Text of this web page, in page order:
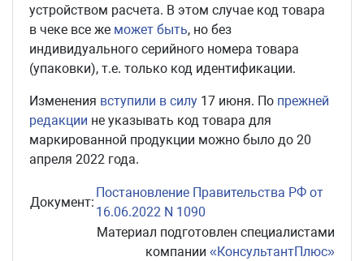
устройством расчета. В этом случае код товара
в чеке все же может быть, но без
индивидуального серийного номера товара
(упаковки), т.е. только код идентификации.
Изменения вступили в силу 17 июня. По прежней
редакции не указывать код товара для
маркированной продукции можно было до 20
апреля 2022 года.
Документ:
Постановление Правительства РФ от
16.06.2022 N 1090
Материал подготовлен специалистами
компании «КонсультантПлюс»